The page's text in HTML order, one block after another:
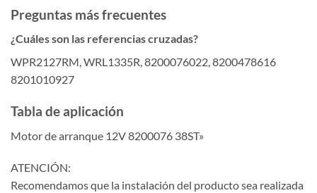
Preguntas más frecuentes
¿Cuáles son las referencias cruzadas?
WPR2127RM, WRL1335R, 8200076022, 8200478616
8201010927
Tabla de aplicación
Motor de arranque 12V 8200076 38ST»
ATENCIÓN:
Recomendamos que la instalación del producto sea realizada